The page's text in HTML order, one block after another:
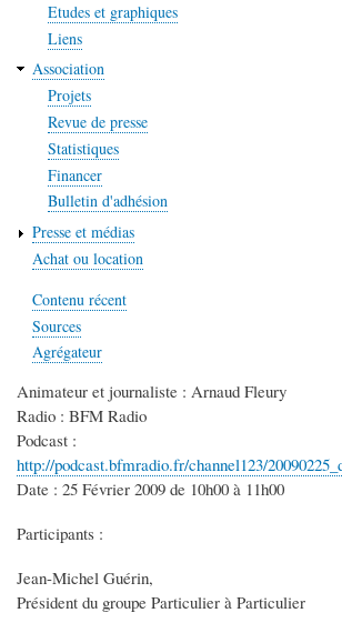
Etudes et graphiques
Liens
Association
Projets
Revue de presse
Statistiques
Financer
Bulletin d'adhésion
Presse et médias
Achat ou location
Contenu récent
Sources
Agrégateur
Animateur et journaliste : Arnaud Fleury
Radio : BFM Radio
Podcast :
http://podcast.bfmradio.fr/channel123/
Date : 25 Février 2009 de 10h00 à 11h00
Participants :
Jean-Michel Guérin,
Président du groupe Particulier à Particulier